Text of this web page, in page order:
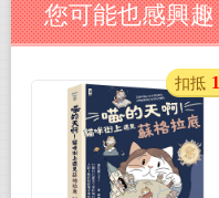
您可能也感興趣
扣抵 1